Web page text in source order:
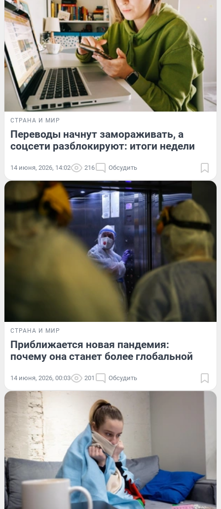
СТРАНА И МИР
Переводы начнут замораживать, а
соцсети разблокируют: итоги недели
14 июня, 2026, 14:02 216 Обсудить
СТРАНА И МИР
Приближается новая пандемия:
почему она станет более глобальной
14 июня, 2026, 00:03 201 Обсудить